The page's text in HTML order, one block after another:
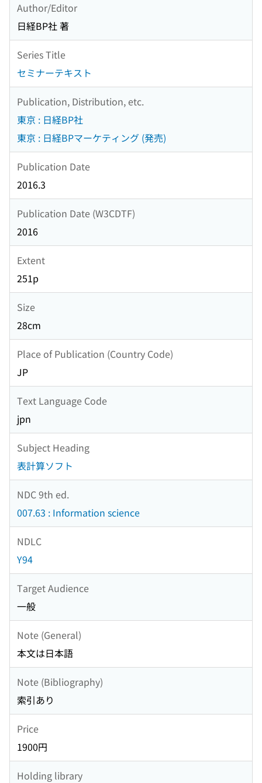
Author/Editor
日経BP社 著
Series Title
セミナーテキスト
Publication, Distribution, etc.
東京 : 日経BP社
東京 : 日経BPマーケティング (発売)
Publication Date
2016.3
Publication Date (W3CDTF)
2016
Extent
251p
Size
28cm
Place of Publication (Country Code)
JP
Text Language Code
jpn
Subject Heading
表計算ソフト
NDC 9th ed.
007.63 : Information science
NDLC
Y94
Target Audience
一般
Note (General)
本文は日本語
Note (Bibliography)
索引あり
Price
1900円
Holding library